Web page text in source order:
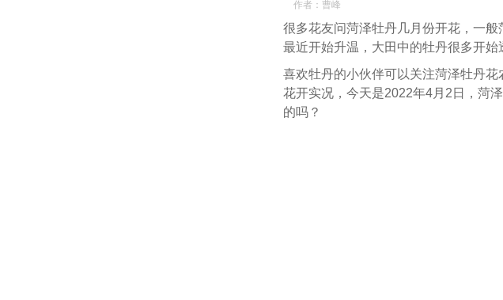
作者：曹峰
很多花友问菏泽牡丹几月份开花，一
最近开始升温，大田中的牡丹很多开始
喜欢牡丹的小伙伴可以关注菏泽牡丹
花开实况，今天是2022年4月2日，菏
的吗？